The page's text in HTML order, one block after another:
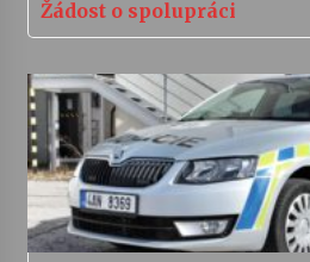
Žádost o spolupráci